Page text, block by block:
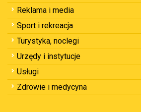
Reklama i media
Sport i rekreacja
Turystyka, noclegi
Urzędy i instytucje
Usługi
Zdrowie i medycyna